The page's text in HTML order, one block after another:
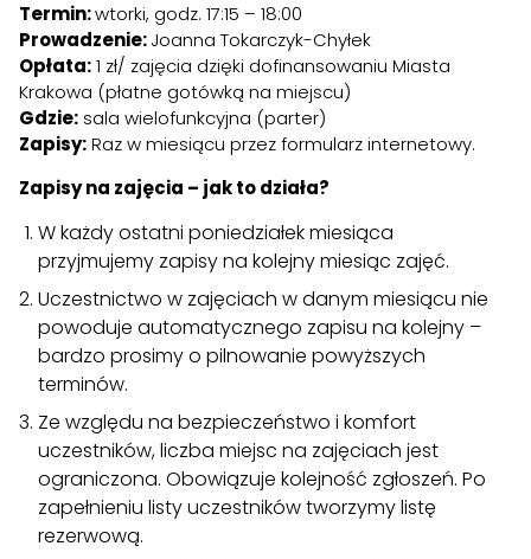
Termin:wtorki, godz. 17:15 – 18:00
Prowadzenie:Joanna Tokarczyk-Chyłek
Opłata:1 zł/ zajęcia dzięki dofinansowaniu Miasta
Krakowa (płatne gotówką na miejscu)
Gdzie: sala wielofunkcyjna (parter)
Zapisy:Raz w miesiącu przez formularz internetowy.
Zapisy na zajęcia – jak to działa?
W każdy ostatni poniedziałek miesiąca
przyjmujemy zapisy na kolejny miesiąc zajęć.
Uczestnictwo w zajęciach w danym miesiącu nie
powoduje automatycznego zapisu na kolejny –
bardzo prosimy o pilnowanie powyższych
terminów.
Ze względu na bezpieczeństwo i komfort
uczestników, liczba miejsc na zajęciach jest
ograniczona. Obowiązuje kolejność zgłoszeń. Po
zapełnieniu listy uczestników tworzymy listę
rezerwową.